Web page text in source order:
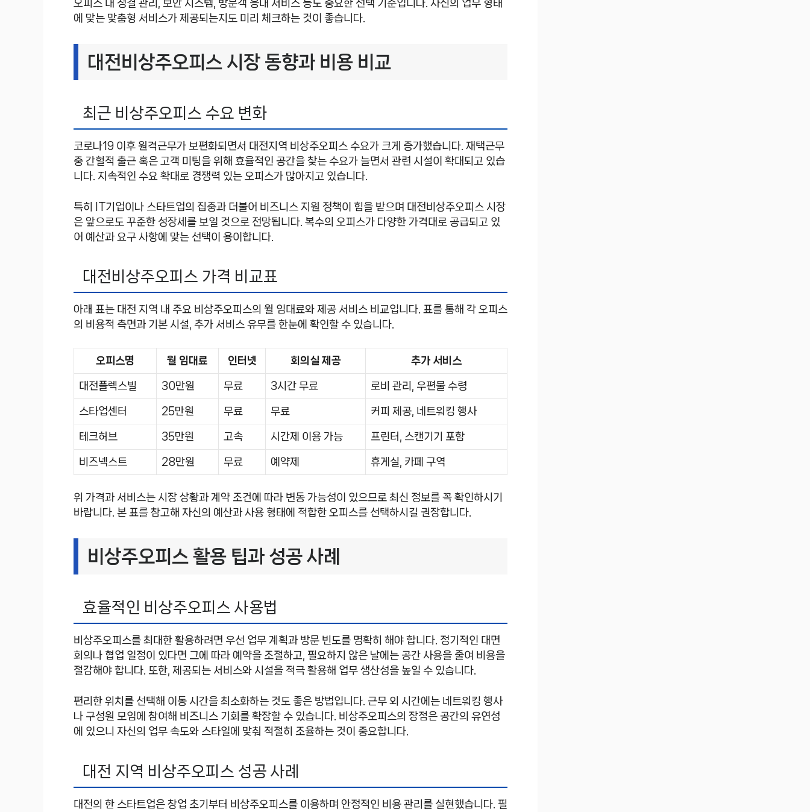
오피스 내 청결 관리, 보안 시스템, 방문객 응대 서비스 등도 중요한 선택 기준입니다. 자신의 업무 형태
에 맞는 맞춤형 서비스가 제공되는지도 미리 체크하는 것이 좋습니다.
대전비상주오피스 시장 동향과 비용 비교
최근 비상주오피스 수요 변화
코로나19 이후 원격근무가 보편화되면서 대전지역 비상주오피스 수요가 크게 증가했습니다. 재택근무
중 간헐적 출근 혹은 고객 미팅을 위해 효율적인 공간을 찾는 수요가 늘면서 관련 시설이 확대되고 있습
니다. 지속적인 수요 확대로 경쟁력 있는 오피스가 많아지고 있습니다.
특히 IT기업이나 스타트업의 집중과 더불어 비즈니스 지원 정책이 힘을 받으며 대전비상주오피스 시장
은 앞으로도 꾸준한 성장세를 보일 것으로 전망됩니다. 복수의 오피스가 다양한 가격대로 공급되고 있
어 예산과 요구 사항에 맞는 선택이 용이합니다.
대전비상주오피스 가격 비교표
아래 표는 대전 지역 내 주요 비상주오피스의 월 임대료와 제공 서비스 비교입니다. 표를 통해 각 오피스
의 비용적 측면과 기본 시설, 추가 서비스 유무를 한눈에 확인할 수 있습니다.
오피스명 월 임대료 인터넷 회의실 제공 추가 서비스
대전플렉스빌 30만원 무료 3시간 무료 로비 관리, 우편물 수령
스타업센터 25만원 무료 무료 커피 제공, 네트워킹 행사
테크허브 35만원 고속 시간제 이용 가능 프린터, 스캔기기 포함
비즈넥스트 28만원 무료 예약제 휴게실, 카페 구역
위 가격과 서비스는 시장 상황과 계약 조건에 따라 변동 가능성이 있으므로 최신 정보를 꼭 확인하시기
바랍니다. 본 표를 참고해 자신의 예산과 사용 형태에 적합한 오피스를 선택하시길 권장합니다.
비상주오피스 활용 팁과 성공 사례
효율적인 비상주오피스 사용법
비상주오피스를 최대한 활용하려면 우선 업무 계획과 방문 빈도를 명확히 해야 합니다. 정기적인 대면
회의나 협업 일정이 있다면 그에 따라 예약을 조절하고, 필요하지 않은 날에는 공간 사용을 줄여 비용을
절감해야 합니다. 또한, 제공되는 서비스와 시설을 적극 활용해 업무 생산성을 높일 수 있습니다.
편리한 위치를 선택해 이동 시간을 최소화하는 것도 좋은 방법입니다. 근무 외 시간에는 네트워킹 행사
나 구성원 모임에 참여해 비즈니스 기회를 확장할 수 있습니다. 비상주오피스의 장점은 공간의 유연성
에 있으니 자신의 업무 속도와 스타일에 맞춰 적절히 조율하는 것이 중요합니다.
대전 지역 비상주오피스 성공 사례
대전의 한 스타트업은 창업 초기부터 비상주오피스를 이용하며 안정적인 비용 관리를 실현했습니다. 필